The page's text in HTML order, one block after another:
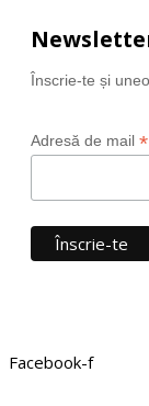
Înscrie-te și
Adresă de mail *
Facebook-f